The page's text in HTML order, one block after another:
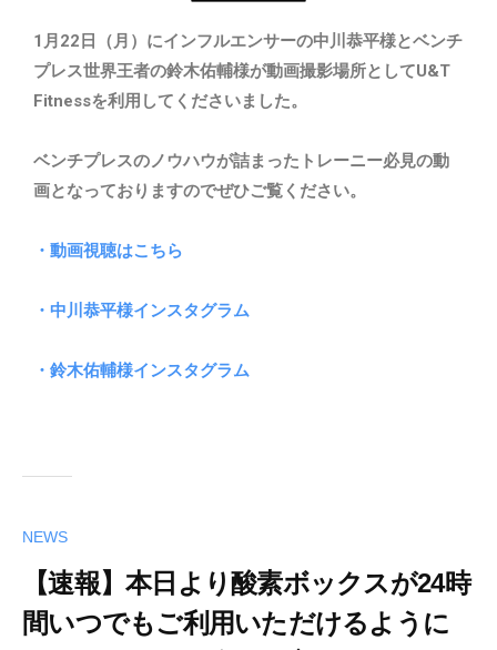
1月22日（月）にインフルエンサーの中川恭平様とベンチ
プレス世界王者の鈴木佑輔様が動画撮影場所としてU&T
Fitnessを利用してくださいました。
ベンチプレスのノウハウが詰まったトレーニー必見の動
画となっておりますのでぜひご覧ください。
・動画視聴はこちら
・中川恭平様インスタグラム
・鈴木佑輔様インスタグラム
NEWS
【速報】本日より酸素ボックスが24時
間いつでもご利用いただけるように